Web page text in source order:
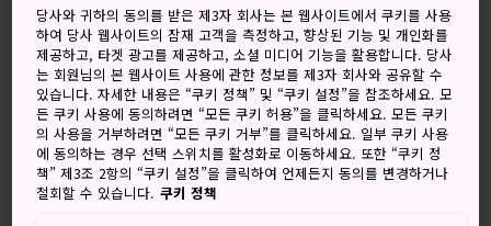
Google 지도에서 보기
환승 정보 받기
키워드 지도
당사와 귀하의 동의를 받은 제3자 회사는 본 웹사이트에서 쿠키를 사용
하여 당사 웹사이트의 잠재 고객을 측정하고, 향상된 기능 및 개인화를
제공하고, 타겟 광고를 제공하고, 소셜 미디어 기능을 활용합니다. 당사
는 회원님의 본 웹사이트 사용에 관한 정보를 제3자 회사와 공유할 수
있습니다. 자세한 내용은 “쿠키 정책” 및 “쿠키 설정”을 참조하세요. 모
든 쿠키 사용에 동의하려면 “모든 쿠키 허용”을 클릭하세요. 모든 쿠키
의 사용을 거부하려면 “모든 쿠키 거부”를 클릭하세요. 일부 쿠키 사용
에 동의하는 경우 선택 스위치를 활성화로 이동하세요. 또한 “쿠키 정
책” 제3조 2항의 “쿠키 설정”을 클릭하여 언제든지 동의를 변경하거나
철회할 수 있습니다. 쿠키 정책